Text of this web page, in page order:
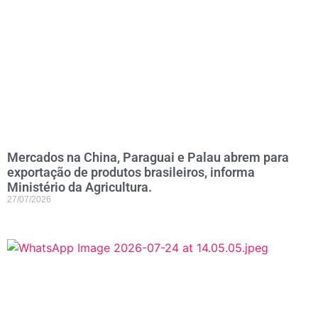
Mercados na China, Paraguai e Palau abrem para
exportação de produtos brasileiros, informa
Ministério da Agricultura.
27/07/2026